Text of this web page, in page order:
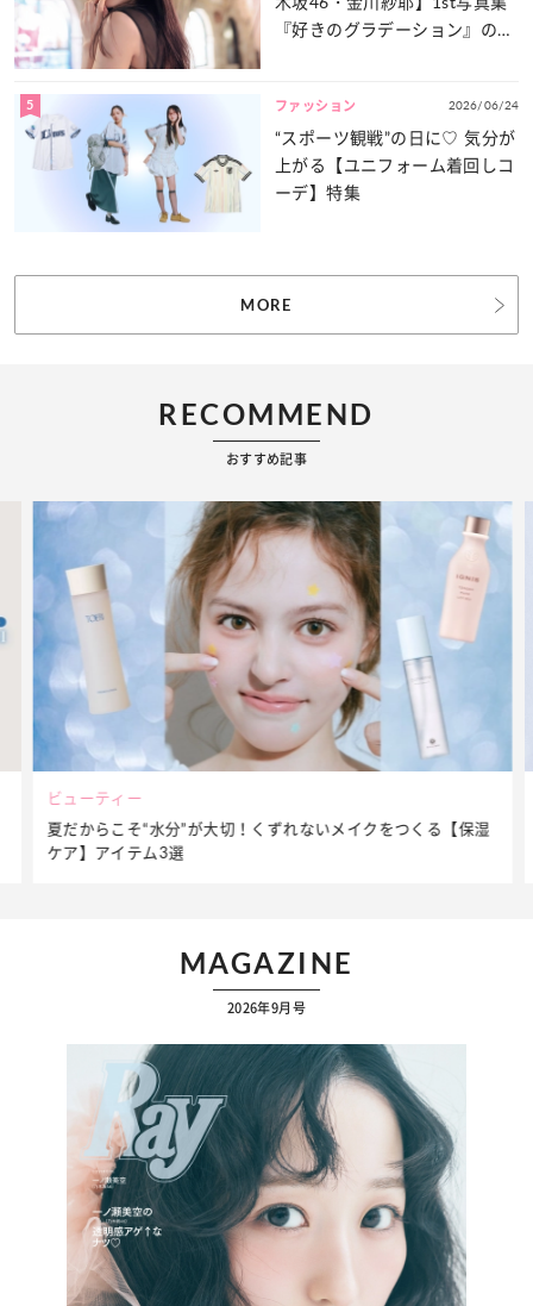
『好きのグラデーション』の魅
5 ファッション 2026/06/24
“スポーツ観戦”の日に♡ 気分が
上がる【ユニフォーム着回しコ
ーデ】特集
MORE
RECOMMEND
おすすめ記事
クをつくる【保湿
簡単アレンジで別人顔に♡ こなれ感たっぷりの
MAGAZINE
2026年9月号